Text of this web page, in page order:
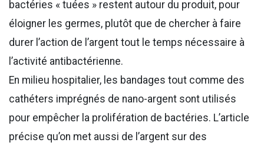
bactéries « tuées » restent autour du produit, pour
éloigner les germes, plutôt que de chercher à faire
durer l’action de l’argent tout le temps nécessaire à
l’activité antibactérienne.
En milieu hospitalier, les bandages tout comme des
cathéters imprégnés de nano-argent sont utilisés
pour empêcher la prolifération de bactéries. L’article
précise qu’on met aussi de l’argent sur des